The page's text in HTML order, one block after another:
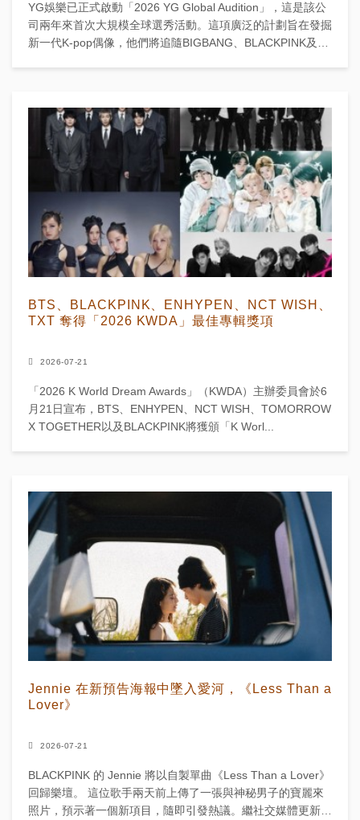
YG娛樂已正式啟動「2026 YG Global Audition」，這是該公
司兩年來首次大規模全球選秀活動。這項廣泛的計劃旨在發掘
新一代K-pop偶像，他們將追隨BIGBANG、BLACKPINK及
BTS、BLACKPINK、ENHYPEN、NCT WISH、
TXT 奪得「2026 KWDA」最佳專輯獎項
2026-07-21
「2026 K World Dream Awards」（KWDA）主辦委員會於6
月21日宣布，BTS、ENHYPEN、NCT WISH、TOMORROW
X TOGETHER以及BLACKPINK將獲頒「K Worl...
Jennie 在新預告海報中墜入愛河，《Less Than a
Lover》
2026-07-21
BLACKPINK 的 Jennie 將以自製單曲《Less Than a Lover》
回歸樂壇。 這位歌手兩天前上傳了一張與神秘男子的寶麗來
照片，預示著一個新項目，隨即引發熱議。繼社交媒體更新